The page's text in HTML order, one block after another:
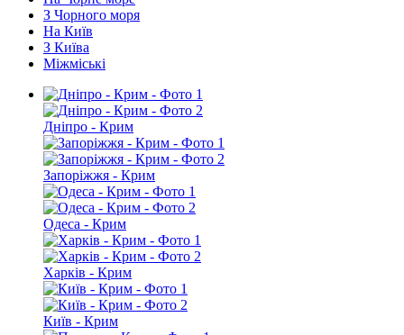
З Чорного моря
На Київ
З Київа
Міжміські
Дніпро - Крим
Запоріжжя - Крим
Одеса - Крим
Харків - Крим
Київ - Крим